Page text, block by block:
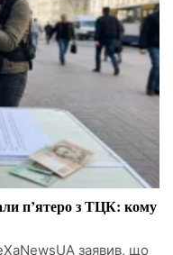
п’ятеро з ТЦК: кому
заявив, що